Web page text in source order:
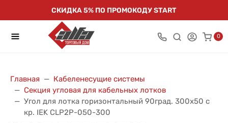
СКИДКА 5% ПО ПРОМОКОДУ START
0
Главная
Кабеленесущие системы
Секция угловая для кабельных лотков
Угол для лотка горизонтальный 90град. 300х50 с
кр. IEK CLP2P-050-300